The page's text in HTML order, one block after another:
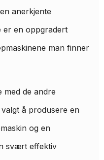
anerkjente
er en oppgradert
man finner
med de andre
å produsere en
og en
svært effektiv